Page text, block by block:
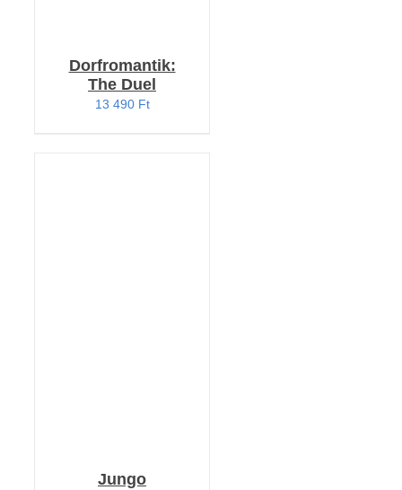
Dorfromantik:
The Duel
13 490 Ft
Jungo